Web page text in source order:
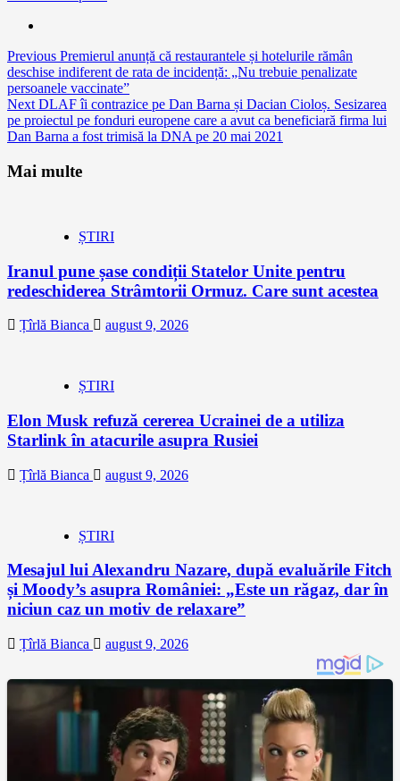
Continue
Reading
Previous Premierul anunță că restaurantele și hotelurile rămân
deschise indiferent de rata de incidență: „Nu trebuie penalizate
persoanele vaccinate”
NextDLAF îi contrazice pe Dan Barna și Dacian Cioloș. Sesizarea
pe proiectul pe fonduri europene care a avut ca beneficiară firma lui
Dan Barna a fost trimisă la DNA pe 20 mai 2021
Mai multe
ȘTIRI
Iranul pune șase condiții Statelor Unite pentru
redeschiderea Strâmtorii Ormuz. Care sunt acestea
Țîrlă Bianca august 9, 2026
ȘTIRI
Elon Musk refuză cererea Ucrainei de a utiliza
Starlink în atacurile asupra Rusiei
Țîrlă Bianca august 9, 2026
ȘTIRI
Mesajul lui Alexandru Nazare, după evaluările Fitch
și Moody’s asupra României: „Este un răgaz, dar în
niciun caz un motiv de relaxare”
Țîrlă Bianca august 9, 2026